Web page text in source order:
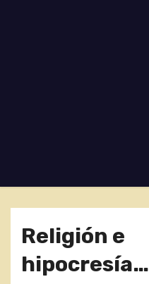
Religión e